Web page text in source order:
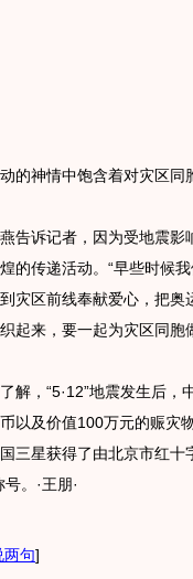
的神情中饱含着对灾区同
诉记者，因为受地震影
的传递活动。“早些时候
灾区前线奉献爱心，把
起来，要一起为灾区同胞
，“5·12”地震发生后，
以及价值100万元的赈灾
三星获得了由北京市红
号。·王朋·
两句]